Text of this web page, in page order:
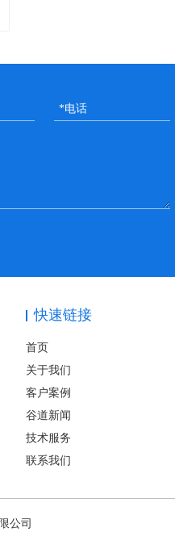
快速链接
首页
关于我们
客户案例
谷道新闻
技术服务
联系我们
公司